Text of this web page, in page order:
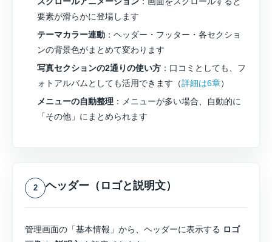
要素が滑らかに登場します
テーマカラー連動 ：ヘッダー・フッター・各セクショ
ンの背景色がまとめて変わります
写真セクションの2通りの使い方 ：口コミとしても、フ
ォトアルバムとしても活用できます（詳細は6章）
メニューの自動整理 ：メニューが多い場合、自動的に
「その他」にまとめられます
2 ヘッダー（ロゴと説明文）
管理画面の「基本情報」から、ヘッダーに表示する ロゴ